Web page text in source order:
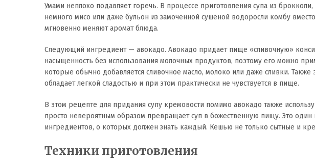
Умами неплохо подавляет горечь. В процессе приготовления супа из
немного мисо или даже бульон из замоченной сушеной водоросли комбу
мгновенно меняют аромат блюда.
Следующий ингредиент — авокадо. Авокадо придает пище «сливочную»
насыщенность без использования молочных продуктов, поэтому его можно
которые обычно добавляется сливочное масло, молоко или даже сливки.
обладает легкой сладостью и при этом практически не чувствуется в пище.
В этом рецепте для придания супу кремовости помимо авокадо также
просто невероятным образом превращает суп в божественную пищу. Это один
ингредиентов, о которых должен знать каждый. Кешью не только сытные и
Техники приготовления